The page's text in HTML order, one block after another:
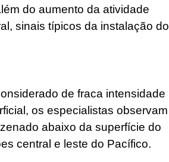
do aumento da atividade
sinais típicos da instalação do
de fraca intensidade
os especialistas observam
abaixo da superfície do
central e leste do Pacífico.